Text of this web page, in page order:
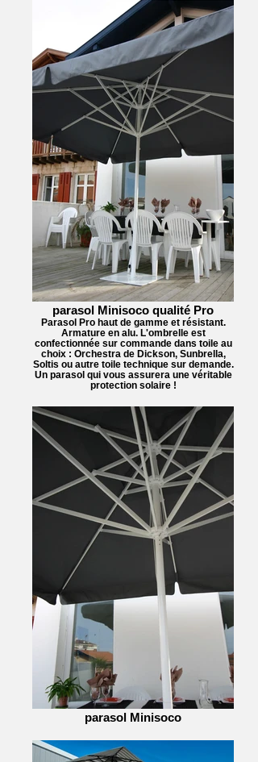
parasol Minisoco qualité Pro
Parasol Pro haut de gamme et résistant.
Armature en alu. L'ombrelle est
confectionnée sur commande dans toile au
choix : Orchestra de Dickson, Sunbrella,
Soltis ou autre toile technique sur demande.
Un parasol qui vous assurera une véritable
protection solaire !
parasol Minisoco